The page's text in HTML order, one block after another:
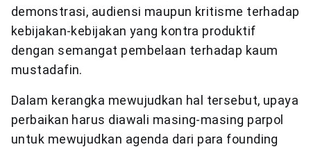
demonstrasi, audiensi maupun kritisme terhadap
kebijakan-kebijakan yang kontra produktif
dengan semangat pembelaan terhadap kaum
mustadafin.
Dalam kerangka mewujudkan hal tersebut, upaya
perbaikan harus diawali masing-masing parpol
untuk mewujudkan agenda dari para founding